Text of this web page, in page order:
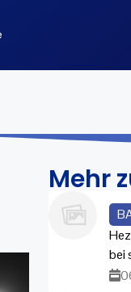
Mehr
bei